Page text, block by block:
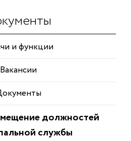
и функции
Вакансии
должностей
службы